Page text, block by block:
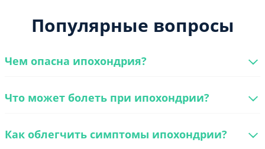
Популярные вопросы
Чем опасна ипохондрия?
Что может болеть при ипохондрии?
Как облегчить симптомы ипохондрии?